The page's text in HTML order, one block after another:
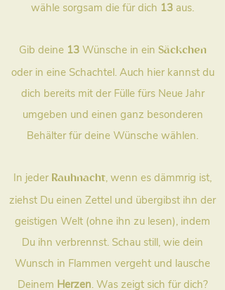
wähle sorgsam die für dich 13 aus.
Gib deine 13 Wünsche in ein Säckchen
oder in eine Schachtel. Auch hier kannst du
dich bereits mit der Fülle fürs Neue Jahr
umgeben und einen ganz besonderen
Behälter für deine Wünsche wählen.
In jeder Rauhnacht, wenn es dämmrig ist,
ziehst Du einen Zettel und übergibst ihn der
geistigen Welt (ohne ihn zu lesen), indem
Du ihn verbrennst. Schau still, wie dein
Wunsch in Flammen vergeht und lausche
Deinem Herzen. Was zeigt sich für dich?